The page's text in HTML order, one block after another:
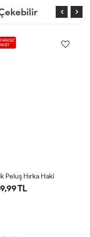
Peluş Hırka Haki
TL